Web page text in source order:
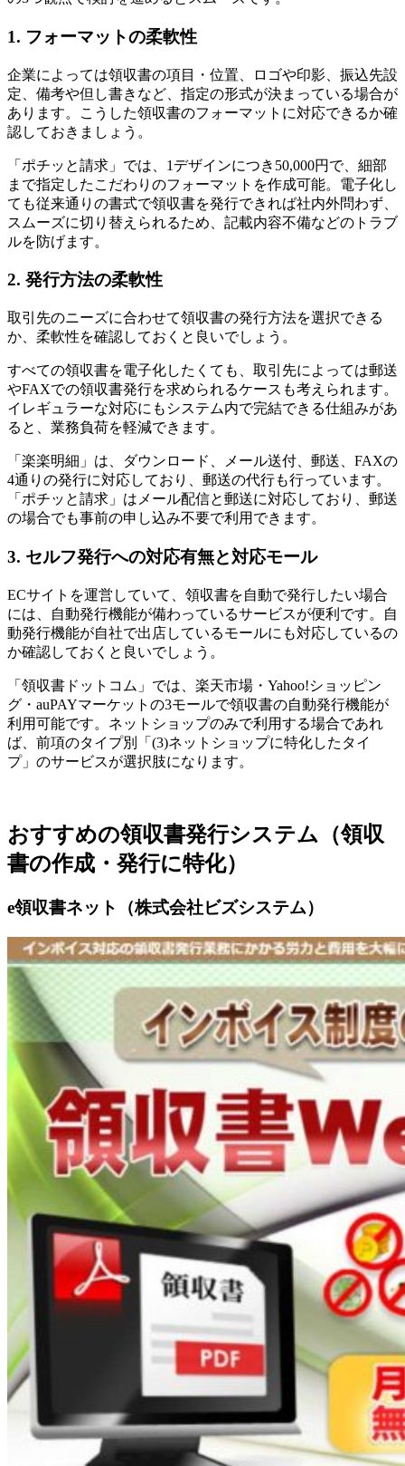
1. フォーマットの柔軟性
企業によっては領収書の項⽬・位置、ロゴや印影、振込先設
定、備考や但し書きなど、指定の形式が決まっている場合が
あります。こうした領収書のフォーマットに対応できるか確
認しておきましょう。
「ポチッと請求」では、1デザインにつき50,000円で、細部
まで指定したこだわりのフォーマットを作成可能。電子化し
ても従来通りの書式で領収書を発行できれば社内外問わず、
スムーズに切り替えられるため、記載内容不備などのトラブ
ルを防げます。
2. 発行方法の柔軟性
取引先のニーズに合わせて領収書の発行方法を選択できる
か、柔軟性を確認しておくと良いでしょう。
すべての領収書を電子化したくても、取引先によっては郵送
やFAXでの領収書発行を求められるケースも考えられます。
イレギュラーな対応にもシステム内で完結できる仕組みがあ
ると、業務負荷を軽減できます。
「楽楽明細」は、ダウンロード、メール送付、郵送、FAXの
4通りの発行に対応しており、郵送の代行も行っています。
「ポチッと請求」はメール配信と郵送に対応しており、郵送
の場合でも事前の申し込み不要で利用できます。
3. セルフ発行への対応有無と対応モール
ECサイトを運営していて、領収書を自動で発行したい場合
には、自動発行機能が備わっているサービスが便利です。自
動発行機能が自社で出店しているモールにも対応しているの
か確認しておくと良いでしょう。
「領収書ドットコム」では、楽天市場・Yahoo!ショッピン
グ・auPAYマーケットの3モールで領収書の自動発行機能が
利用可能です。ネットショップのみで利用する場合であれ
ば、前項のタイプ別「(3)ネットショップに特化したタイ
プ」のサービスが選択肢になります。
おすすめの領収書発行システム（領収
書の作成・発行に特化）
e領収書ネット（株式会社ビズシステム）